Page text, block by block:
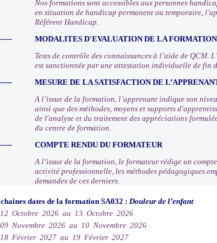
Nos formations sont accessibles aux personnes
en situation de handicap permanent ou temporaire,
Référent Handicap.
MODALITES D'EVALUATION DE LA FORMATION
Tests de contrôle des connaissances à l’aide de
est sanctionnée par une attestation individuelle de fin
MESURE DE LA SATISFACTION DE
A l’issue de la formation, l’apprenant indique son
ainsi que des méthodes, moyens et supports
de l'analyse et du traitement des appréciations
du centre de formation.
COMPTE RENDU DU FORMATEUR
A l’issue de la formation, le formateur rédige un
activité professionnelle, les méthodes pédagogiques
demandes de ces derniers.
dates de la formation SA032 : Douleur de l’enfant
Octobre 2026 au 13 Octobre 2026
Novembre 2026 au 10 Novembre 2026
Février 2027 au 19 Février 2027